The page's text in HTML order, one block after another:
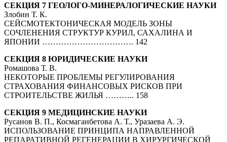
СЕКЦИЯ 7 ГЕОЛОГО-МИНЕРАЛОГИЧЕСКИЕ НАУКИ
Злобин Т. К.
СЕЙСМОТЕКТОНИЧЕСКАЯ МОДЕЛЬ ЗОНЫ
СОЧЛЕНЕНИЯ СТРУКТУР КУРИЛ, САХАЛИНА И
ЯПОНИИ ……………………………. 142
СЕКЦИЯ 8 ЮРИДИЧЕСКИЕ НАУКИ
Ромашова Т. В.
НЕКОТОРЫЕ ПРОБЛЕМЫ РЕГУЛИРОВАНИЯ
СТРАХОВАНИЯ ФИНАНСОВЫХ РИСКОВ ПРИ
СТРОИТЕЛЬСТВЕ ЖИЛЬЯ ……….. 158
СЕКЦИЯ 9 МЕДИЦИНСКИЕ НАУКИ
Русанов В. П., Космаганбетова А. Т., Уразаева А. Э.
ИСПОЛЬЗОВАНИЕ ПРИНЦИПА НАПРАВЛЕННОЙ
РЕПАРАТИВНОЙ РЕГЕНЕРАЦИИ В ХИРУРГИЧЕСКОЙ